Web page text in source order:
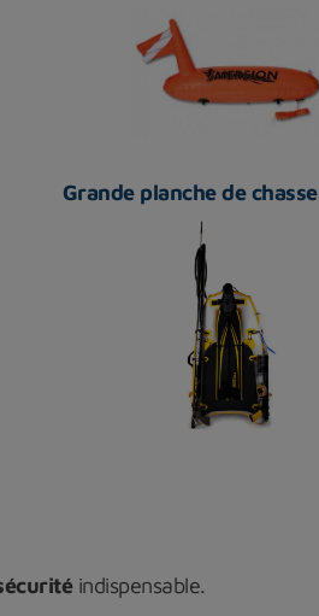
Grande planche de chasse
indispensable.